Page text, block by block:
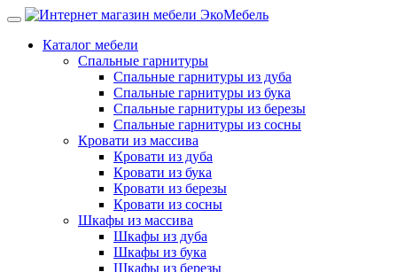
Каталог мебели
Спальные гарнитуры
Спальные гарнитуры из дуба
Спальные гарнитуры из бука
Спальные гарнитуры из березы
Спальные гарнитуры из сосны
Кровати из массива
Кровати из дуба
Кровати из бука
Кровати из березы
Кровати из сосны
Шкафы из массива
Шкафы из дуба
Шкафы из бука
Шкафы из березы